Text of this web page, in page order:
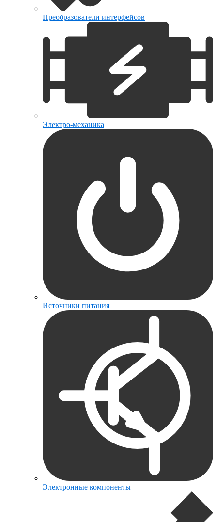
Преобразователи интерфейсов
Электро-механика
Источники питания
Электронные компоненты